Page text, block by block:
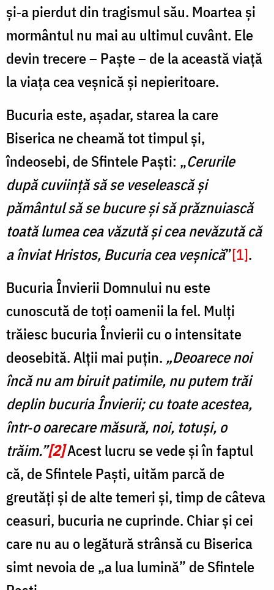
și‑a pierdut din tragismul său. Moartea și
mormântul nu mai au ultimul cuvânt. Ele
devin trecere – Paște – de la această viață
la viața cea veșnică şi nepieritoare.
Bucuria este, așadar, starea la care
Biserica ne cheamă tot timpul şi,
îndeosebi, de Sfintele Paști: „Cerurile
după cuviință să se veselească și
pământul să se bucure și să prăznuiască
toată lumea cea văzută și cea nevăzută că
a înviat Hristos, Bucuria cea veșnică”[1].
Bucuria Învierii Domnului nu este
cunoscută de toți oamenii la fel. Mulți
trăiesc bucuria Învierii cu o intensitate
deosebită. Alții mai puțin. „Deoarece noi
încă nu am biruit patimile, nu putem trăi
deplin bucuria Învierii; cu toate acestea,
într‑o oarecare măsură, noi, totuși, o
trăim.”[2]Acest lucru se vede și în faptul
că, de Sfintele Paști, uităm parcă de
greutăți și de alte temeri și, timp de câteva
ceasuri, bucuria ne cuprinde. Chiar și cei
care nu au o legătură strânsă cu Biserica
simt nevoia de „a lua lumină” de Sfintele